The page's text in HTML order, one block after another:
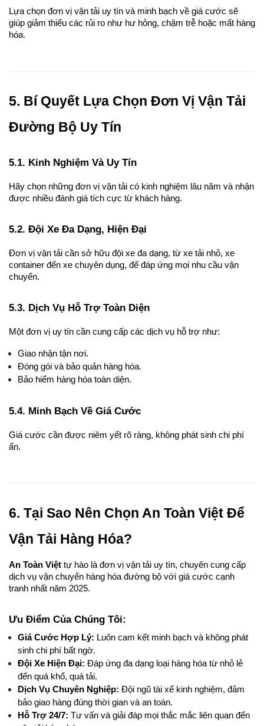
Lựa chọn đơn vị vận tải uy tín và minh bạch về giá cước sẽ
giúp giảm thiểu các rủi ro như hư hỏng, chậm trễ hoặc mất hàng
hóa.
5. Bí Quyết Lựa Chọn Đơn Vị Vận Tải
Đường Bộ Uy Tín
5.1. Kinh Nghiệm Và Uy Tín
Hãy chọn những đơn vị vận tải có kinh nghiệm lâu năm và nhận
được nhiều đánh giá tích cực từ khách hàng.
5.2. Đội Xe Đa Dạng, Hiện Đại
Đơn vị vận tải cần sở hữu đội xe đa dạng, từ xe tải nhỏ, xe
container đến xe chuyên dụng, để đáp ứng mọi nhu cầu vận
chuyển.
5.3. Dịch Vụ Hỗ Trợ Toàn Diện
Một đơn vị uy tín cần cung cấp các dịch vụ hỗ trợ như:
Giao nhận tận nơi.
Đóng gói và bảo quản hàng hóa.
Bảo hiểm hàng hóa toàn diện.
5.4. Minh Bạch Về Giá Cước
Giá cước cần được niêm yết rõ ràng, không phát sinh chi phí
ẩn.
6. Tại Sao Nên Chọn An Toàn Việt Để
Vận Tải Hàng Hóa?
An Toàn Việt tự hào là đơn vị vận tải uy tín, chuyên cung cấp
dịch vụ vận chuyển hàng hóa đường bộ với giá cước cạnh
tranh nhất năm 2025.
Ưu Điểm Của Chúng Tôi:
Giá Cước Hợp Lý: Luôn cam kết minh bạch và không phát
sinh chi phí bất ngờ.
Đội Xe Hiện Đại: Đáp ứng đa dạng loại hàng hóa từ nhỏ lẻ
đến quá khổ, quá tải.
Dịch Vụ Chuyên Nghiệp: Đội ngũ tài xế kinh nghiệm, đảm
bảo giao hàng đúng thời gian và an toàn.
Hỗ Trợ 24/7: Tư vấn và giải đáp mọi thắc mắc liên quan đến